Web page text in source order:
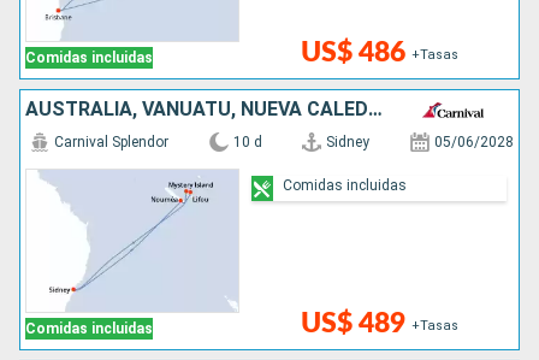
Comidas incluidas US$ 486 +Tasas
AUSTRALIA, VANUATU, NUEVA CALEDONIA
Comidas incluidas
Carnival Splendor 10 d Sidney 05/06/2028
US$ 489 +Tasas
Comidas incluidas